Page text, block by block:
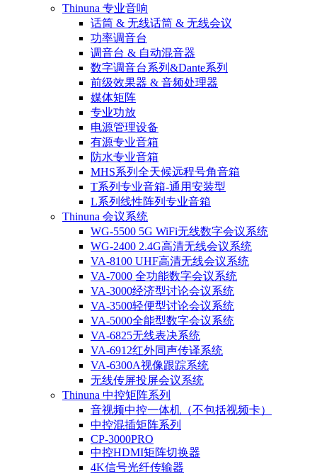
Thinuna 专业音响
话筒 & 无线话筒 & 无线会议
功率调音台
调音台 & 自动混音器
数字调音台系列&Dante系列
前级效果器 & 音频处理器
媒体矩阵
专业功放
电源管理设备
有源专业音箱
防水专业音箱
MHS系列全天候远程号角音箱
T系列专业音箱-通用安装型
L系列线性阵列专业音箱
Thinuna 会议系统
WG-5500 5G WiFi无线数字会议系统
WG-2400 2.4G高清无线会议系统
VA-8100 UHF高清无线会议系统
VA-7000 全功能数字会议系统
VA-3000经济型讨论会议系统
VA-3500轻便型讨论会议系统
VA-5000全能型数字会议系统
VA-6825无线表决系统
VA-6912红外同声传译系统
VA-6300A视像跟踪系统
无线传屏投屏会议系统
Thinuna 中控矩阵系列
音视频中控一体机（不包括视频卡）
中控混插矩阵系列
CP-3000PRO
中控HDMI矩阵切换器
4K信号光纤传输器